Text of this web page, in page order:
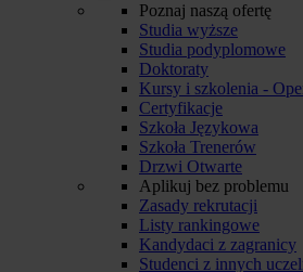
Poznaj naszą ofertę
Studia wyższe
Studia podyplomowe
Doktoraty
Kursy i szkolenia -
Certyfikacje
Szkoła Językowa
Szkoła Trenerów
Drzwi Otwarte
Aplikuj bez problemu
Zasady rekrutacji
Listy rankingowe
Kandydaci z zagranicy
Studenci z innych